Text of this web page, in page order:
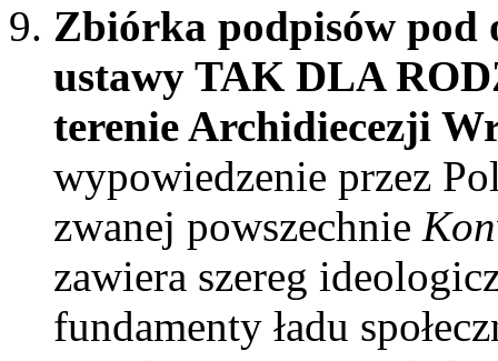
Zbiórka podpisów pod
ustawy TAK DLA
terenie Archidiecezji
wypowiedzenie przez
zwanej powszechnie
zawiera szereg
fundamenty ładu